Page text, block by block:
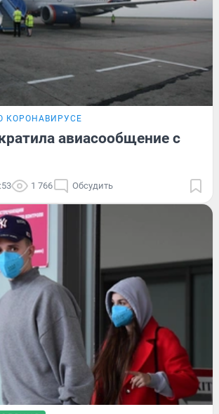
КОРОНАВИРУСЕ
авиасообщение с
1 766 Обсудить